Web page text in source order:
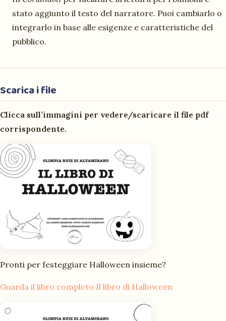
stato aggiunto il testo del narratore. Puoi cambiarlo o
integrarlo in base alle esigenze e caratteristiche del
pubblico.
Scarica i file
Clicca sull’immagini per vedere/scaricare il file pdf
corrispondente.
Pronti per festeggiare Halloween insieme?
Guarda il libro completo Il libro di Halloween